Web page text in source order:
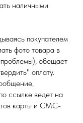
наличными
покупателем
фото товара в
обещает
оплату.
ссылке ведет на
карты и СМС-